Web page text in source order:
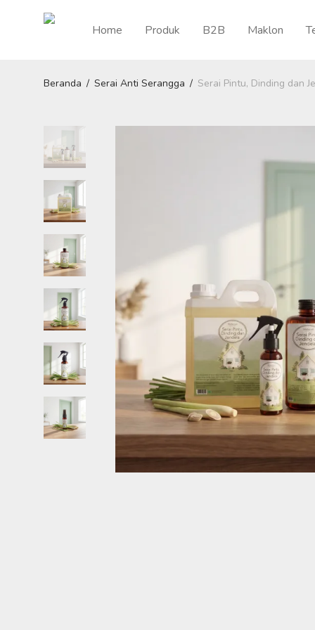
Home Produk B2B Maklon
Beranda / Serai Anti Serangga / Serai Pintu, Dinding dan